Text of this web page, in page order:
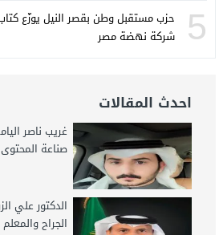
5
حزب مستقبل وطن بقصر النيل يوزّع كتاب
شركة نهضة مصر
احدث المقالات
صناعة المحتوى
الدكتور علي
الجراح